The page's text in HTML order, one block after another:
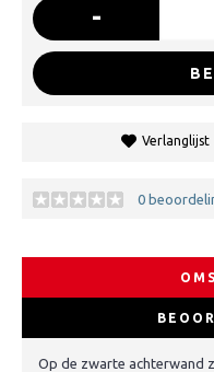
-
Verlanglijst
0
Op de zwarte achterwand